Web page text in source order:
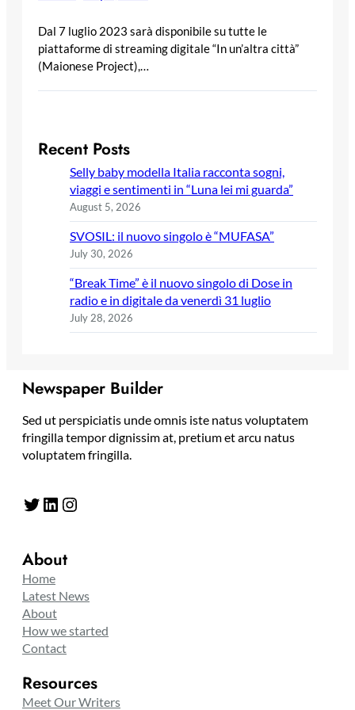
Dal 7 luglio 2023 sarà disponibile su tutte le
piattaforme di streaming digitale “In un’altra città”
(Maionese Project),…
Recent Posts
Selly baby modella Italia racconta sogni,
viaggi e sentimenti in “Luna lei mi guarda”
August 5, 2026
SVOSIL: il nuovo singolo è “MUFASA”
July 30, 2026
“Break Time” è il nuovo singolo di Dose in
radio e in digitale da venerdì 31 luglio
July 28, 2026
Newspaper Builder
Sed ut perspiciatis unde omnis iste natus voluptatem
fringilla tempor dignissim at, pretium et arcu natus
voluptatem fringilla.
Twitter LinkedIn Instagram
About
Home
Latest News
About
How we started
Contact
Resources
Meet Our Writers